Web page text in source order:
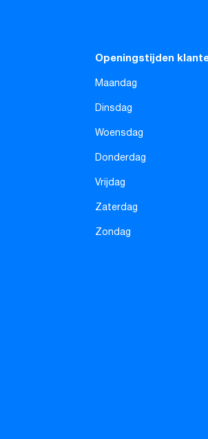
Openingstijden
Maandag
Dinsdag
Woensdag
Donderdag
Vrijdag
Zaterdag
Zondag